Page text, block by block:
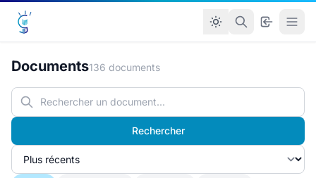
Documents136 documents
Rechercher